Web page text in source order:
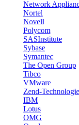
Network
Nortel
Novell
Polycom
SASInstitute
Sybase
Symantec
The Open Group
Tibco
VMware
Zend-
IBM
Lotus
OMG